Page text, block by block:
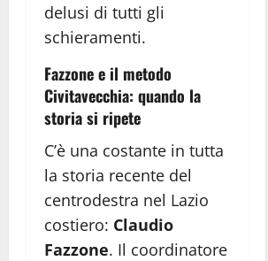
delusi di tutti gli
schieramenti.
Fazzone e il metodo
Civitavecchia: quando la
storia si ripete
C’è una costante in tutta
la storia recente del
centrodestra nel Lazio
costiero: Claudio
Fazzone. Il coordinatore